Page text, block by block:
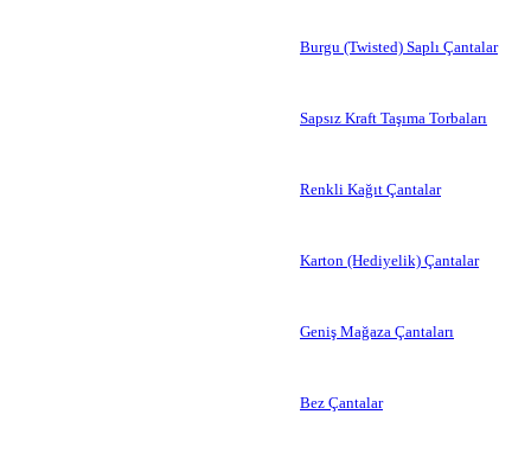
Burgu (Twisted) Saplı Çantalar
Sapsız Kraft Taşıma Torbaları
Renkli Kağıt Çantalar
Karton (Hediyelik) Çantalar
Geniş Mağaza Çantaları
Bez Çantalar